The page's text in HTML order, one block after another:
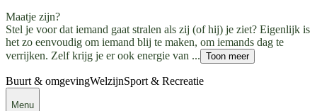
Maatje zijn?
Stel je voor dat iemand gaat stralen als zij (of hij) je ziet? Eigenlijk is
het zo eenvoudig om iemand blij te maken, om iemands dag te
verrijken. Zelf krijg je er ook energie van ... Toon meer
Buurt & omgevingWelzijnSport & Recreatie
Menu